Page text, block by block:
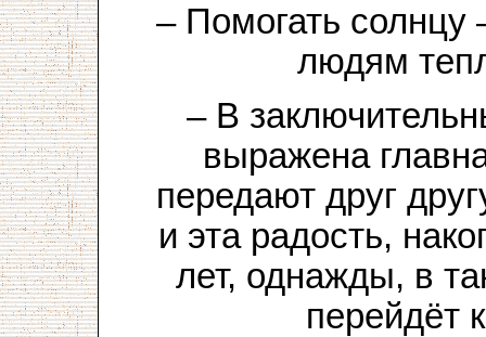
– Помогать
людям
– В
выражена
передают друг
и эта радость,
лет, однажды, в
перейдёт